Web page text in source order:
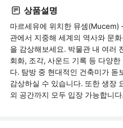
상품설명
마르세유에 위치한 뮤셈(Mucem)
관에서 지중해 세계의 역사와 문
을 감상해보세요. 박물관 내 여러
회화, 조각, 사운드 기록 등 다양
다. 탐방 중 현대적인 건축미가 돋
감상하실 수 있습니다. 또한 생장
외 공간까지 모두 입장 가능합니다.